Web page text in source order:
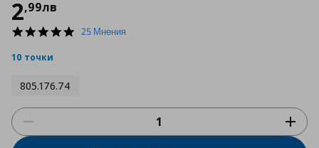
2,99лв
4.9
25 Мнения
10 точки
805.176.74